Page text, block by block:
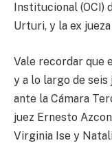
Institucional (OCI)
Urturi, y la ex
Vale recordar que
y a lo largo de seis
ante la Cámara
juez Ernesto
Virginia Ise y